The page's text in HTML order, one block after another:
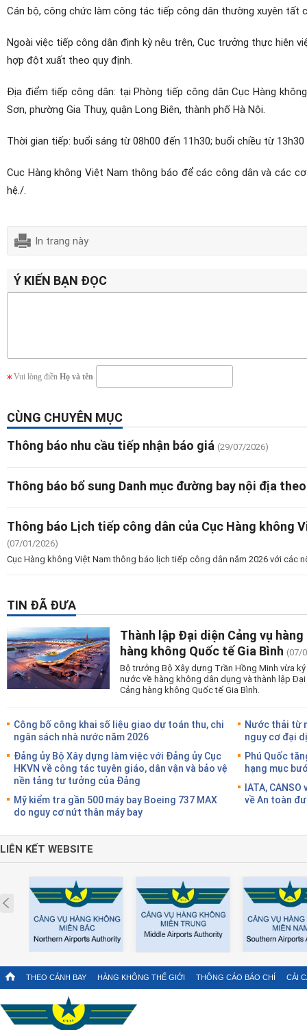
Cán bộ, công chức làm công tác tiếp công dân thường xuyên tất
Ngoài việc tiếp công dân định kỳ nêu trên, Cục trưởng thực hiện
hợp đột xuất theo quy định.
Địa điểm tiếp công dân: tại Phòng tiếp công dân Cục Hàng
Sơn, phường Gia Thuỵ, quận Long Biên, thành phố Hà Nội.
Thời gian tiếp: buổi sáng từ 08h00 đến 11h30; buổi chiều từ 13h30
Cục Hàng không Việt Nam thông báo để các công dân và các
hệ./.
In trang này
Ý KIẾN BẠN ĐỌC
Vui lòng điền Họ và tên
CÙNG CHUYÊN MỤC
Thông báo nhu cầu tiếp nhận báo giá (29/07/2026)
Thông báo bổ sung Danh mục đường bay nội địa
Thông báo Lịch tiếp công dân của Cục Hàng không
(07/01/2026)
Cục Hàng không Việt Nam thông báo lịch tiếp công dân năm 2026 với các
TIN ĐÃ ĐƯA
Thành lập Đại diện Cảng vụ
hàng không Quốc tế Gia Bình (07/
Bộ trưởng Bộ Xây dựng Trần Hồng Minh vừa
nước về hàng không dân dụng và thành lập
Cảng hàng không Quốc tế Gia Bình.
Công bố công khai số liệu giao dự toán thu, chi
ngân sách nhà nước năm 2026
Đảng ủy Bộ Xây dựng làm việc với Đảng ủy Cục
HKVN về công tác tuyên giáo, dân vận và bảo vệ
nền tảng tư tưởng của Đảng
Mỹ kiểm tra gần 500 máy bay Boeing 737 MAX
do nguy cơ nứt thân máy bay
Nước thải từ
nguy cơ đại
Phú Quốc
hạng mục
IATA,
về An toàn
LIÊN KẾT WEBSITE
Prev
THEO CÁNH BAY HÀNG KHÔNG THẾ GIỚI THÔNG CÁO BÁO CHÍ CẢI